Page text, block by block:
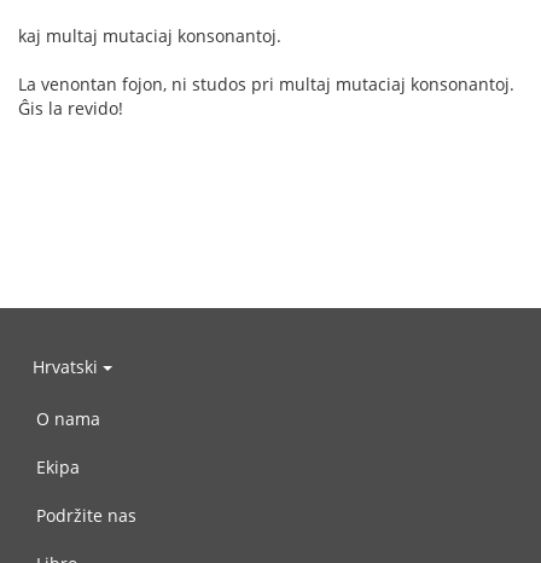
kaj multaj mutaciaj konsonantoj.
La venontan fojon, ni studos pri multaj mutaciaj konsonantoj.
Ĝis la revido!
Hrvatski
O nama
Ekipa
Podržite nas